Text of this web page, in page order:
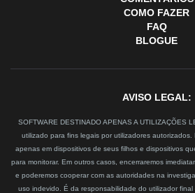
COMO FAZER
FAQ
BLOGUE
AVISO LEGAL:
SOFTWARE DESTINADO APENAS A UTILIZAÇÕES
utilizado para fins legais por utilizadores
apenas em dispositivos de seus filhos e dispositivos
para monitorar. Em outros casos, encerraremos
e poderemos cooperar com as autoridades na
uso indevido. É da responsabilidade do utilizador final